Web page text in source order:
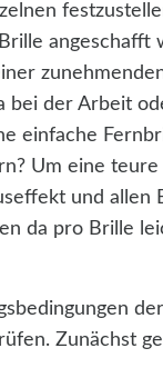
angeschafft
bei der Arbeit
einfache
Um eine
und allen
da pro Brille
Zunächst